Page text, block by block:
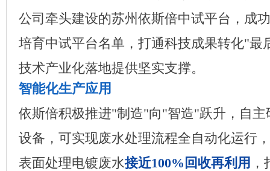
公司牵头建设的苏州依斯倍中试平台，成
培育中试平台名单，打通科技成果转化"最
技术产业化落地提供坚实支撑。
智能化生产应用
依斯倍积极推进"制造"向"智造"跃升，自
设备，可实现废水处理流程全自动化运行
表面处理电镀废水接近100%回收再利用